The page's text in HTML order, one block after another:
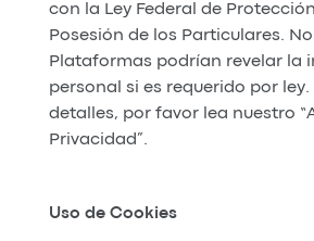
con la Ley Federal de
Posesión de los Particulares.
Plataformas podrían revelar la
personal si es requerido por ley.
detalles, por favor lea nuestro
Privacidad”.
Uso de Cookies